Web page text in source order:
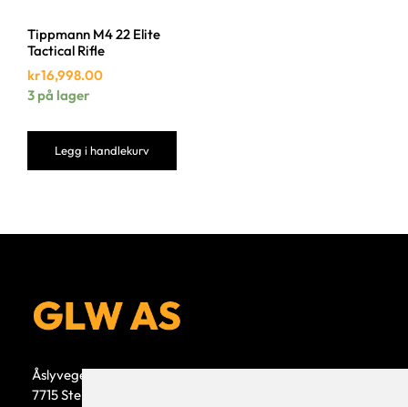
Tippmann M4 22 Elite
Tactical Rifle
kr16,998.00
3 på lager
Legg i handlekurv
Åslyvegen 5b
7715 Steinkjer